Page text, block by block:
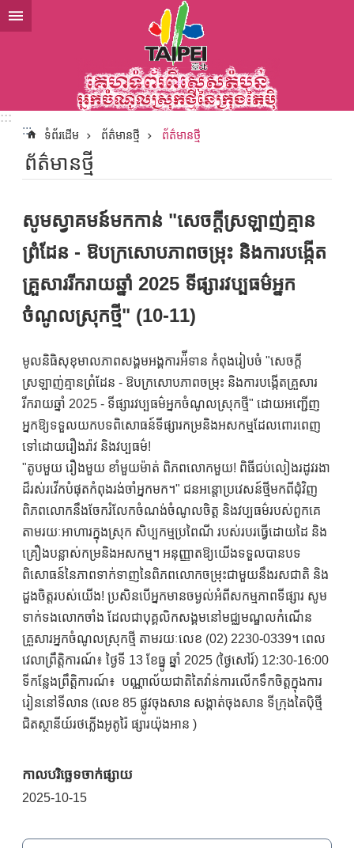
ទៅកាន់មាតិកាប្លុកមាតិកាសំខាន់
:::
:::
ទំព័រដើម ព័ត៌មានថ្មី ព័ត៌មានថ្មី
ព័ត៌មានថ្មី
សូមស្វាគមន៍មកកាន់ "សេចក្ដីស្រឡាញ់គ្មាន
ព្រំដែន - ឱបក្រសោបភាពចម្រុះ និងការបង្កើត
គ្រួសាររីករាយឆ្នាំ 2025 ទីផ្សារវប្បធម៌អ្នក
ចំណូលស្រុកថ្មី" (10-11)
មូលនិធិសុខុមាលភាពសង្គមអង្គការអ៉ីទាន កំពុងរៀបចំ "សេចក្ដី
ស្រឡាញ់គ្មានព្រំដែន - ឱបក្រសោបភាពចម្រុះ និងការបង្កើតគ្រួសារ
រីករាយឆ្នាំ 2025 - ទីផ្សារវប្បធម៌អ្នកចំណូលស្រុកថ្មី" ដោយអញ្ជើញ
អ្នកឱ្យទទួលយកបទពិសោធន៍ទីផ្សារកម្រនិងអសកម្មដែលពោរពេញ
ទៅដោយរឿងរ៉ាវ និងវប្បធម៌!
"តូបមួយ រឿងមួយ ខាំមួយម៉ាត់ ពិភពលោកមួយ! ពិធីជប់លៀងរដូវរងា
ដ៏រស់រវើកបំផុតកំពុងរង់ចាំអ្នកមក។" ជនអន្តោប្រវេសន៍ថ្មីមកពីជុំវិញ
ពិភពលោកនឹងចែករំលែកចំណង់ចំណូលចិត្ត និងវប្បធម៌របស់ពួកគេ
តាមរយៈអាហារក្នុងស្រុក សិប្បកម្មប្រពៃណី របស់របរធ្វើដោយដៃ និង
គ្រឿងបន្លាស់កម្រនិងអសកម្ម។ អនុញ្ញាតឱ្យយើងទទួលបានបទ
ពិសោធន៍នៃភាពទាក់ទាញនៃពិភពលោកចម្រុះជាមួយនឹងរសជាតិ និង
ដួងចិត្តរបស់យើង! ប្រសិនបើអ្នកមានចម្ងល់អំពីសកម្មភាពទីផ្សារ សូម
ទាក់ទងលោកចាំង ដែលជាបុគ្គលិកសង្គមនៅមជ្ឈមណ្ឌលកំណើន
គ្រួសារអ្នកចំណូលស្រុកថ្មី តាមរយៈលេខ (02) 2230-0339។ ពេល
វេលាព្រឹត្តិការណ៍៖ ថ្ងៃទី 13 ខែធ្នូ ឆ្នាំ 2025 (ថ្ងៃសៅរ៍) 12:30-16:00
ទីកន្លែងព្រឹត្តិការណ៍៖ បណ្ណាល័យជាតិតៃវ៉ាន់ការលើកទឹកចិត្តក្នុងការ
រៀននៅទីលាន (លេខ 85 ផ្លូវចុងសាន សង្កាត់ចុងសាន ទីក្រុងតៃប៉ិថ្មី
ជិតស្ថានីយ៍រថភ្លើងអូតូរ៉ៃ ផ្សារយ៉ុងអាន )
កាលបរិច្ឆេទចាក់ផ្សាយ
2025-10-15